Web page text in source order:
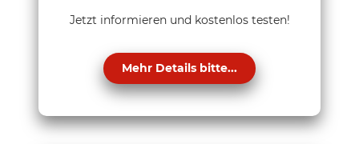
Jetzt informieren und kostenlos testen!
Mehr Details bitte...